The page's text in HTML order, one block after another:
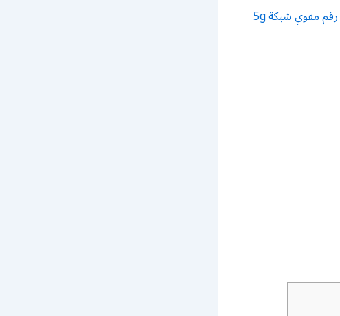
رقم مقوي شبكة 5g